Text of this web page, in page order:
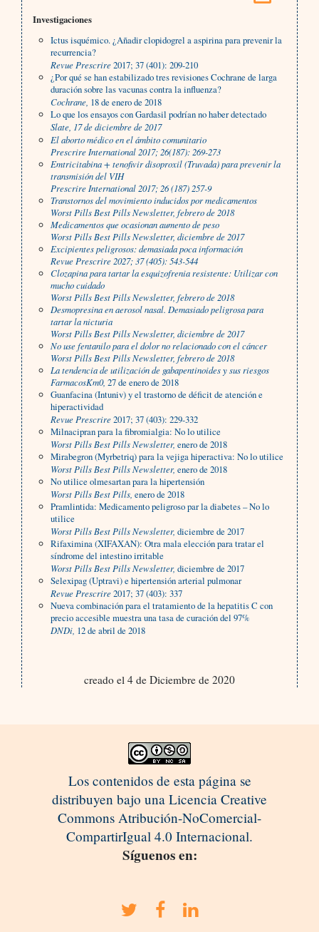
Investigaciones
Ictus isquémico. ¿Añadir clopidogrel a aspirina para prevenir la
recurrencia?
Revue Prescrire2017; 37 (401): 209-210
¿Por qué se han estabilizado tres revisiones Cochrane de larga
duración sobre las vacunas contra la influenza?
Cochrane, 18 de enero de 2018
Lo que los ensayos con Gardasil podrían no haber detectado
Slate, 17 de diciembre de 2017
El aborto médico en el ámbito comunitario
Prescrire International 2017; 26(187): 269-273
Emtricitabina + tenofivir disoproxil (Truvada) para prevenir la
transmisión del VIH
Prescrire International 2017; 26 (187) 257-9
Transtornos del movimiento inducidos por medicamentos
Worst Pills Best Pills Newsletter, febrero de 2018
Medicamentos que ocasionan aumento de peso
Worst Pills Best Pills Newsletter, diciembre de 2017
Excipientes peligrosos: demasiada poca información
Revue Prescrire 2027; 37 (405): 543-544
Clozapina para tartar la esquizofrenia resistente: Utilizar con
mucho cuidado
Worst Pills Best Pills Newsletter, febrero de 2018
Desmopresina en aerosol nasal. Demasiado peligrosa para
tartar la nicturia
Worst Pills Best Pills Newsletter, diciembre de 2017
No use fentanilo para el dolor no relacionado con el cáncer
Worst Pills Best Pills Newsletter, febrero de 2018
La tendencia de utilización de gabapentinoides y sus riesgos
FarmacosKm0, 27 de enero de 2018
Guanfacina (Intuniv) y el trastorno de déficit de atención e
hiperactividad
Revue Prescrire2017; 37 (403): 229-332
Milnacipran para la fibromialgia: No lo utilice
Worst Pills Best Pills Newsletter, enero de 2018
Mirabegron (Myrbetriq) para la vejiga hiperactiva: No lo utilice
Worst Pills Best Pills Newsletter, enero de 2018
No utilice olmesartan para la hipertensión
Worst Pills Best Pills, enero de 2018
Pramlintida: Medicamento peligroso par la diabetes – No lo
utilice
Worst Pills Best Pills Newsletter, diciembre de 2017
Rifaximina (XIFAXAN): Otra mala elección para tratar el
síndrome del intestino irritable
Worst Pills Best Pills Newsletter, diciembre de 2017
Selexipag (Uptravi) e hipertensión arterial pulmonar
Revue Prescrire2017; 37 (403): 337
Nueva combinación para el tratamiento de la hepatitis C con
precio accesible muestra una tasa de curación del 97%
DNDi, 12 de abril de 2018
creado el 4 de Diciembre de 2020
Los contenidos de esta página se
distribuyen bajo una Licencia Creative
Commons Atribución-NoComercial-
CompartirIgual 4.0 Internacional.
Síguenos en: